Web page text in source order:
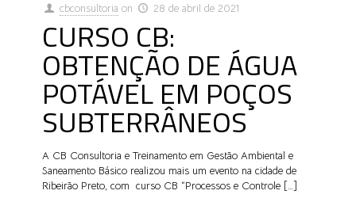
cbconsultoria on 28 de abril de 2021
CURSO CB:
OBTENÇÃO DE ÁGUA
POTÁVEL EM POÇOS
SUBTERRÂNEOS
A CB Consultoria e Treinamento em Gestão Ambiental e
Saneamento Básico realizou mais um evento na cidade de
Ribeirão Preto, com curso CB “Processos e Controle […]